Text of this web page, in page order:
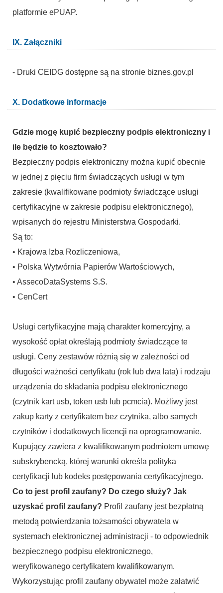
platformie ePUAP.
IX. Załączniki
- Druki CEIDG dostępne są na stronie biznes.gov.pl
X. Dodatkowe informacje
Gdzie mogę kupić bezpieczny podpis elektroniczny i
ile będzie to kosztowało?
Bezpieczny podpis elektroniczny można kupić obecnie
w jednej z pięciu firm świadczących usługi w tym
zakresie (kwalifikowane podmioty świadczące usługi
certyfikacyjne w zakresie podpisu elektronicznego),
wpisanych do rejestru Ministerstwa Gospodarki.
Są to:
• Krajowa Izba Rozliczeniowa,
• Polska Wytwórnia Papierów Wartościowych,
• AssecoDataSystems S.S.
• CenCert
Usługi certyfikacyjne mają charakter komercyjny, a
wysokość opłat określają podmioty świadczące te
usługi. Ceny zestawów różnią się w zależności od
długości ważności certyfikatu (rok lub dwa lata) i rodzaju
urządzenia do składania podpisu elektronicznego
(czytnik kart usb, token usb lub pcmcia). Możliwy jest
zakup karty z certyfikatem bez czytnika, albo samych
czytników i dodatkowych licencji na oprogramowanie.
Kupujący zawiera z kwalifikowanym podmiotem umowę
subskrybencką, której warunki określa polityka
certyfikacji lub kodeks postępowania certyfikacyjnego.
Co to jest profil zaufany? Do czego służy? Jak
uzyskać profil zaufany? Profil zaufany jest bezpłatną
metodą potwierdzania tożsamości obywatela w
systemach elektronicznej administracji - to odpowiednik
bezpiecznego podpisu elektronicznego,
weryfikowanego certyfikatem kwalifikowanym.
Wykorzystując profil zaufany obywatel może załatwić